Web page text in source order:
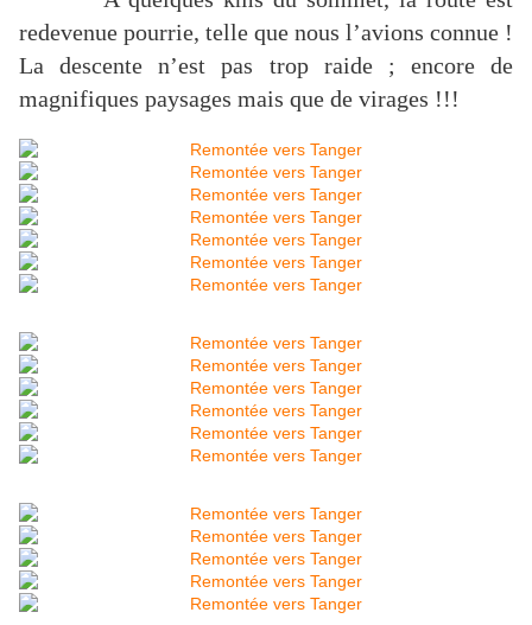
redevenue pourrie, telle que nous l’avions connue !
La descente n’est pas trop raide ; encore de
magnifiques paysages mais que de virages !!!